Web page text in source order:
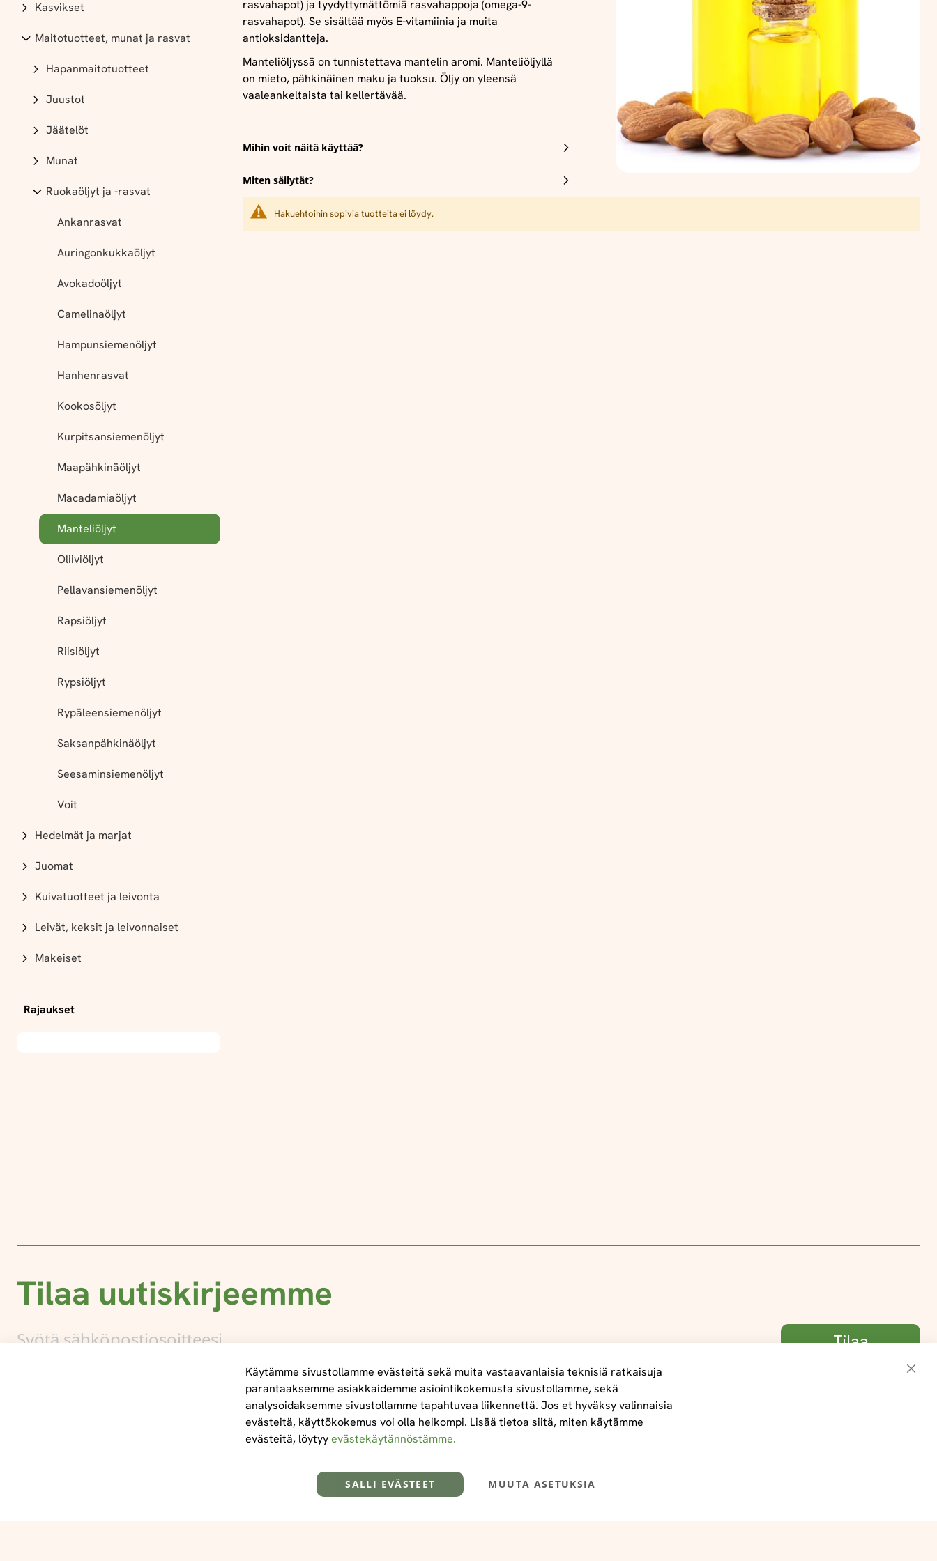
rasvahapot) ja tyydyttymättömiä rasvahappoja (omega-9-
rasvahapot). Se sisältää myös E-vitamiinia ja muita
antioksidantteja.
Manteliöljyssä on tunnistettava mantelin aromi. Manteliöljyllä
on mieto, pähkinäinen maku ja tuoksu. Öljy on yleensä
vaaleankeltaista tai kellertävää.
Mihin voit näitä käyttää?
Miten säilytät?
Hakuehtoihin sopivia tuotteita ei löydy.
Kasvikset
Maitotuotteet, munat ja rasvat
Hapanmaitotuotteet
Juustot
Jäätelöt
Munat
Ruokaöljyt ja -rasvat
Ankanrasvat
Auringonkukkaöljyt
Avokadoöljyt
Camelinaöljyt
Hampunsiemenöljyt
Hanhenrasvat
Kookosöljyt
Kurpitsansiemenöljyt
Maapähkinäöljyt
Macadamiaöljyt
Manteliöljyt
Oliiviöljyt
Pellavansiemenöljyt
Rapsiöljyt
Riisiöljyt
Rypsiöljyt
Rypäleensiemenöljyt
Saksanpähkinäöljyt
Seesaminsiemenöljyt
Voit
Hedelmät ja marjat
Juomat
Kuivatuotteet ja leivonta
Leivät, keksit ja leivonnaiset
Makeiset
Rajaukset
Tilaa uutiskirjeemme
Tilaa
Sulje
Käytämme sivustollamme evästeitä sekä muita vastaavanlaisia teknisiä ratkaisuja
parantaaksemme asiakkaidemme asiointikokemusta sivustollamme, sekä
analysoidaksemme sivustollamme tapahtuvaa liikennettä. Jos et hyväksy valinnaisia
evästeitä, käyttökokemus voi olla heikompi. Lisää tietoa siitä, miten käytämme
evästeitä, löytyyevästekäytännöstämme.
SALLI EVÄSTEET MUUTA ASETUKSIA